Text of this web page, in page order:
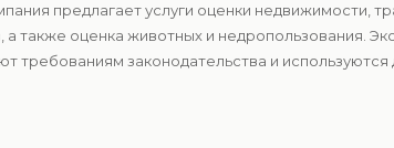
предлагает услуги оценки недвижимости,
а также оценка животных и недропользования.
требованиям законодательства и